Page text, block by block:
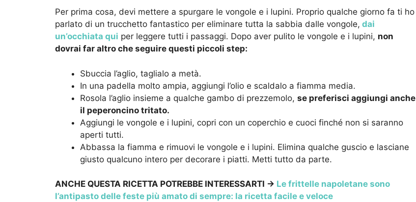
Per prima cosa, devi mettere a spurgare le vongole e i lupini. Proprio qualche giorno fa ti ho
parlato di un trucchetto fantastico per eliminare tutta la sabbia dalle vongole, dai
un’occhiata qui per leggere tutti i passaggi. Dopo aver pulito le vongole e i lupini, non
dovrai far altro che seguire questi piccoli step:
Sbuccia l’aglio, taglialo a metà.
In una padella molto ampia, aggiungi l’olio e scaldalo a fiamma media.
Rosola l’aglio insieme a qualche gambo di prezzemolo, se preferisci aggiungi anche
il peperoncino tritato.
Aggiungi le vongole e i lupini, copri con un coperchio e cuoci finché non si saranno
aperti tutti.
Abbassa la fiamma e rimuovi le vongole e i lupini. Elimina qualche guscio e lasciane
giusto qualcuno intero per decorare i piatti. Metti tutto da parte.
ANCHE QUESTA RICETTA POTREBBE INTERESSARTI -> Le frittelle napoletane sono
l’antipasto delle feste più amato di sempre: la ricetta facile e veloce